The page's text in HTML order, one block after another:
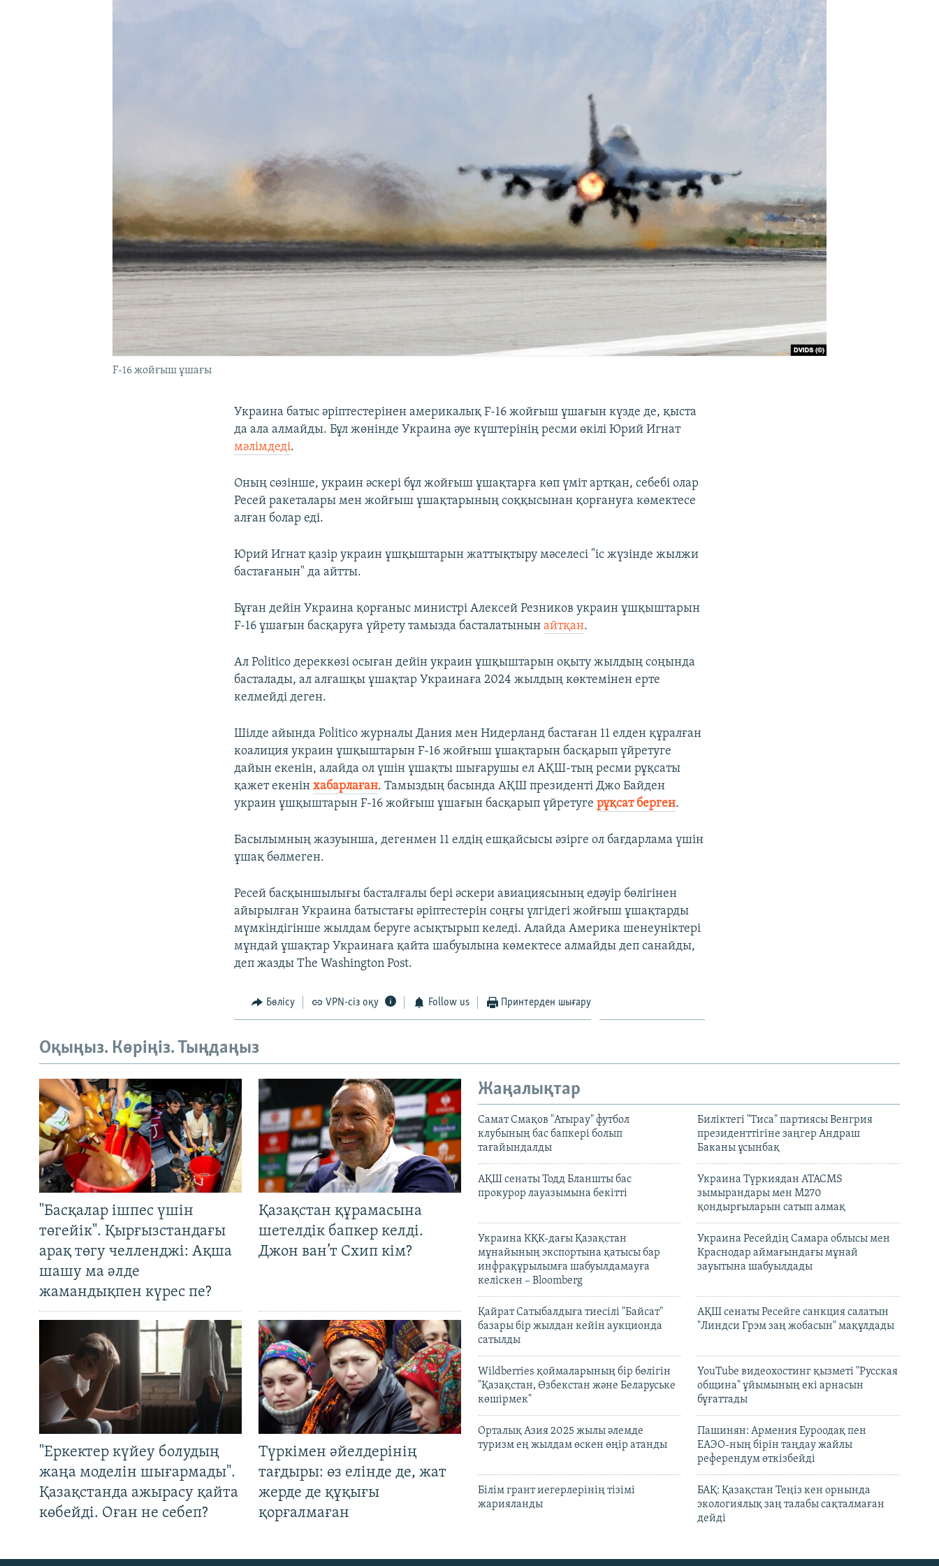
F-16 жойғыш ұшағы
Украина батыс әріптестерінен америкалық F-16 жойғыш ұшағын күзде де, қыста
да ала алмайды. Бұл жөнінде Украина әуе күштерінің ресми өкілі Юрий Игнат
мәлімдеді.
Оның сөзінше, украин әскері бұл жойғыш ұшақтарға көп үміт артқан, себебі олар
Ресей ракеталары мен жойғыш ұшақтарының соққысынан қорғануға көмектесе
алған болар еді.
Юрий Игнат қазір украин ұшқыштарын жаттықтыру мәселесі "іс жүзінде жылжи
бастағанын" да айтты.
Бұған дейін Украина қорғаныс министрі Алексей Резников украин ұшқыштарын
F-16 ұшағын басқаруға үйрету тамызда басталатынынайтқан.
Ал Politico дереккөзі осыған дейін украин ұшқыштарын оқыту жылдың соңында
басталады, ал алғашқы ұшақтар Украинаға 2024 жылдың көктемінен ерте
келмейді деген.
Шілде айында Politico журналы Дания мен Нидерланд бастаған 11 елден құралған
коалиция украин ұшқыштарын F-16 жойғыш ұшақтарын басқарып үйретуге
дайын екенін, алайда ол үшін ұшақты шығарушы ел АҚШ-тың ресми рұқсаты
қажет екенінхабарлаған. Тамыздың басында АҚШ президенті Джо Байден
украин ұшқыштарын F-16 жойғыш ұшағын басқарып үйретугерұқсат берген.
Басылымның жазуынша, дегенмен 11 елдің ешқайсысы әзірге ол бағдарлама үшін
ұшақ бөлмеген.
Ресей басқыншылығы басталғалы бері әскери авиациясының едәуір бөлігінен
айырылған Украина батыстағы әріптестерін соңғы үлгідегі жойғыш ұшақтарды
мүмкіндігінше жылдам беруге асықтырып келеді. Алайда Америка шенеуніктері
мұндай ұшақтар Украинаға қайта шабуылына көмектесе алмайды деп санайды,
деп жазды The Washington Post.
Бөлісу VPN-сіз оқу Follow us Принтерден шығару
Оқыңыз. Көріңіз. Тыңдаңыз
"Басқалар ішпес үшін
төгейік". Қырғызстандағы
арақ төгу челленджі: Ақша
шашу ма әлде
жамандықпен күрес пе?
Қазақстан құрамасына
шетелдік бапкер келді.
Джон ван’т Схип кім?
"Еркектер күйеу болудың
жаңа моделін шығармады".
Қазақстанда ажырасу қайта
көбейді. Оған не себеп?
Түркімен әйелдерінің
тағдыры: өз елінде де, жат
жерде де құқығы
қорғалмаған
Жаңалықтар
Самат Смақов "Атырау" футбол
клубының бас бапкері болып
тағайындалды
Биліктегі "Тиса" партиясы Венгрия
президенттігіне заңгер Андраш
Баканы ұсынбақ
АҚШ сенаты Тодд Бланшты бас
прокурор лауазымына бекітті
Украина Түркиядан ATACMS
зымырандары мен M270
қондырғыларын сатып алмақ
Украина КҚК-дағы Қазақстан
мұнайының экспортына қатысы бар
инфрақұрылымға шабуылдамауға
келіскен – Bloomberg
Украина Ресейдің Самара облысы мен
Краснодар аймағындағы мұнай
зауытына шабуылдады
Қайрат Сатыбалдыға тиесілі "Байсат"
базары бір жылдан кейін аукционда
сатылды
АҚШ сенаты Ресейге санкция салатын
"Линдси Грэм заң жобасын" мақұлдады
Wildberries қоймаларының бір бөлігін
"Қазақстан, Өзбекстан және Беларуське
көшірмек"
YouTube видеохостинг қызметі "Русская
община" ұйымының екі арнасын
бұғаттады
Орталық Азия 2025 жылы әлемде
туризм ең жылдам өскен өңір атанды
Пашинян: Армения Еуроодақ пен
ЕАЭО-ның бірін таңдау жайлы
референдум өткізбейді
Білім грант иегерлерінің тізімі
жарияланды
БАҚ: Қазақстан Теңіз кен орнында
экологиялық заң талабы сақталмаған
дейді